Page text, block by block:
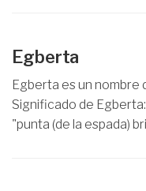
Egberta
Egberta es un nombre
Significado de
"punta (de la espada)